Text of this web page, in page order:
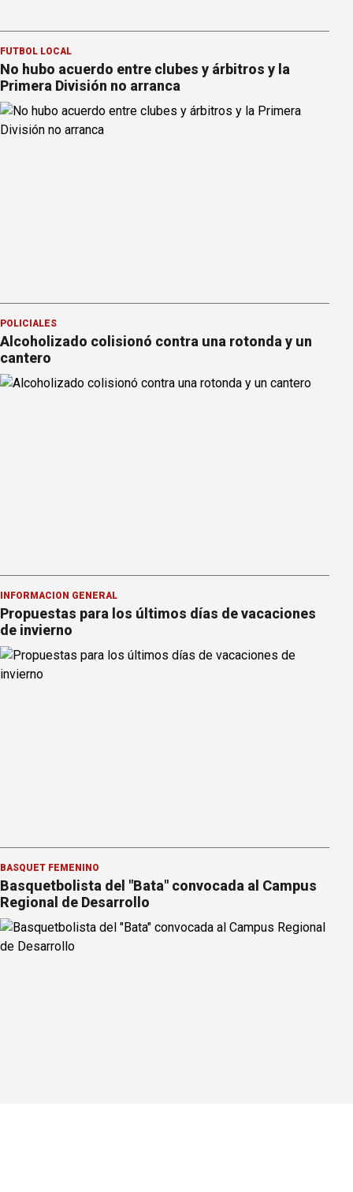
FÚTBOL LOCAL
No hubo acuerdo entre clubes y árbitros y la
Primera División no arranca
POLICIALES
Alcoholizado colisionó contra una rotonda y un
cantero
INFORMACION GENERAL
Propuestas para los últimos días de vacaciones
de invierno
BÁSQUET FEMENINO
Basquetbolista del "Bata" convocada al Campus
Regional de Desarrollo